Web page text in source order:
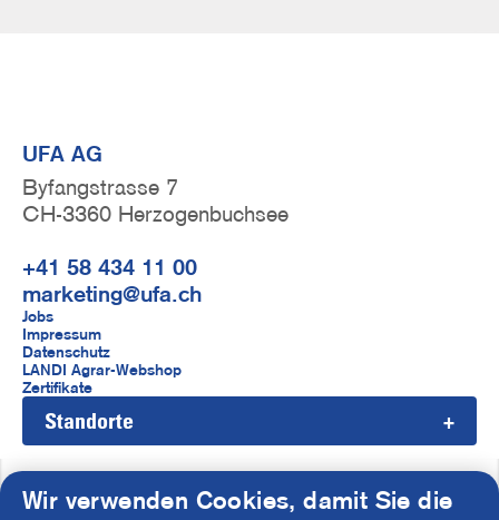
UFA AG
Byfangstrasse 7
CH-3360 Herzogenbuchsee
+41 58 434 11 00
marketing@ufa.ch
F
u
ß
z
e
i
Jobs
Impressum
Datenschutz
LANDI Agrar-Webshop
Zertifikate
Standorte
Wir verwenden Cookies, damit Sie die